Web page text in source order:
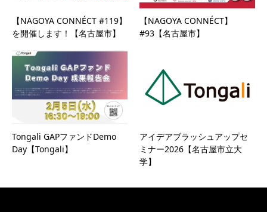
【NAGOYA CONNÉCT #119】
を開催します！【名古屋市】
【NAGOYA CONNÉCT】
#93【名古屋市】
Tongali GAPファンドDemo
Day【Tongali】
アイデアブラッシュアップセ
ミナー2026【名古屋市立大
学】